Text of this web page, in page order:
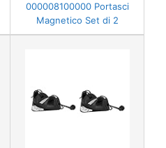
000008100000 Portasci
Magnetico Set di 2